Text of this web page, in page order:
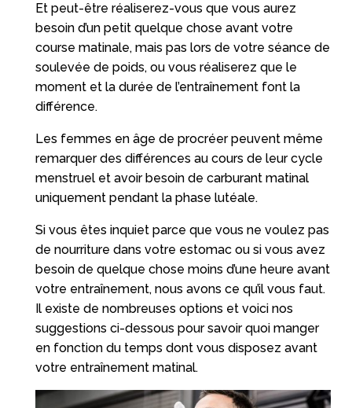
Et peut-être réaliserez-vous que vous aurez
besoin d’un petit quelque chose avant votre
course matinale, mais pas lors de votre séance de
soulevée de poids, ou vous réaliserez que le
moment et la durée de l’entraînement font la
différence.
Les femmes en âge de procréer peuvent même
remarquer des différences au cours de leur cycle
menstruel et avoir besoin de carburant matinal
uniquement pendant la phase lutéale.
Si vous êtes inquiet parce que vous ne voulez pas
de nourriture dans votre estomac ou si vous avez
besoin de quelque chose moins d’une heure avant
votre entraînement, nous avons ce qu’il vous faut.
Il existe de nombreuses options et voici nos
suggestions ci-dessous pour savoir quoi manger
en fonction du temps dont vous disposez avant
votre entraînement matinal.